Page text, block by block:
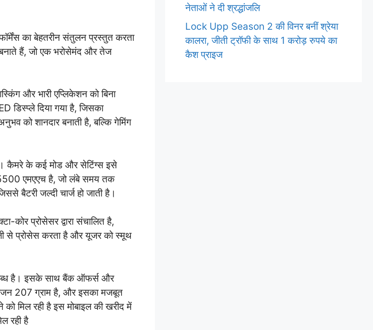
का बेहतरीन संतुलन प्रस्तुत करता
हैं, जो एक भरोसेमंद और तेज
और भारी एप्लिकेशन को बिना
डिस्प्ले दिया गया है, जिसका
को शानदार बनाती है, बल्कि गेमिंग
है। कैमरे के कई मोड और सेटिंग्स इसे
5500 एमएएच है, जो लंबे समय तक
बैटरी जल्दी चार्ज हो जाती है।
कोर प्रोसेसर द्वारा संचालित है,
से प्रोसेस करता है और यूजर को स्मूथ
है। इसके साथ बैंक ऑफर्स और
207 ग्राम है, और इसका मजबूत
मिल रही है इस मोबाइल की खरीद में
रही है
नेताओं ने दी श्रद्धांजलि
Lock Upp Season 2 की विनर बनीं श्रेया
कालरा, जीती ट्रॉफी के साथ 1 करोड़ रुपये का
कैश प्राइज